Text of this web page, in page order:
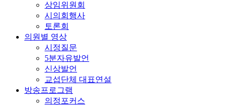
상임위원회
시의회행사
토론회
의원별 영상
시정질문
5분자유발언
신상발언
교섭단체 대표연설
방송프로그램
의정포커스